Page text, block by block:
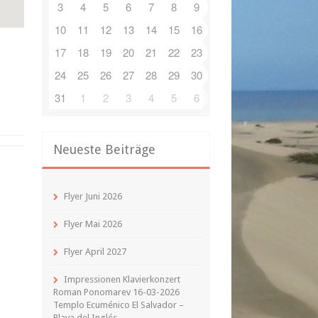
3
4 5 6 7 8
9
10
11 12 13 14 15
16
17
18 19 20 21 22
23
24
25 26 27 28 29
30
31
1 2 3 4 5 6
Neueste Beiträge
Flyer Juni 2026
Flyer Mai 2026
Flyer April 2027
Impressionen Klavierkonzert
Roman Ponomarev 16-03-2026
Templo Ecuménico El Salvador –